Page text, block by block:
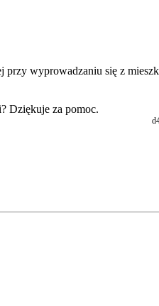
przy wyprowadzaniu się z
Dziękuje za pomoc.